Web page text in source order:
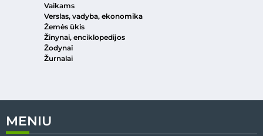
Vaikams
Verslas, vadyba, ekonomika
Žemės ūkis
Žinynai, enciklopedijos
Žodynai
Žurnalai
MENIU